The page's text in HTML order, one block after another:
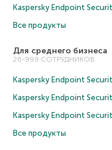
Kaspersky Endpoint
Все продукты
Для среднего бизнеса
26-999 СОТРУДНИКОВ
Kaspersky Endpoint
Kaspersky Endpoint
Kaspersky Endpoint
Все продукты